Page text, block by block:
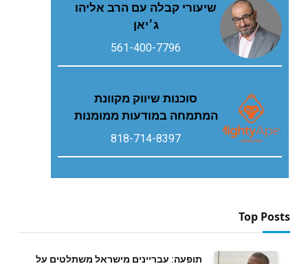
שיעורי קבלה עם הרב אליהו
ג׳יאן
561-400-7796
סוכנות שיווק מקוונת
המתמחה במודעות ממומנות
818-714-8397
Top Posts
תופעה: עבריינים מישראל משתלטים על